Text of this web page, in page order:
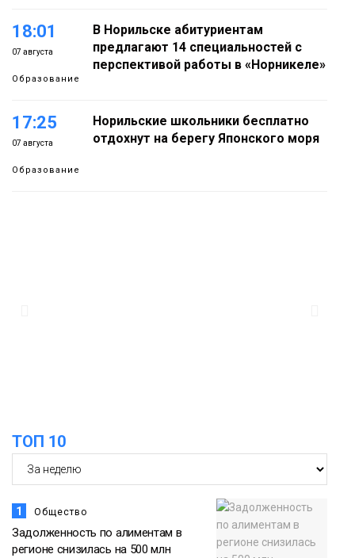
18:01
07 августа
Образование
В Норильске абитуриентам
предлагают 14 специальностей с
перспективой работы в «Норникеле»
17:25
07 августа
Образование
Норильские школьники бесплатно
отдохнут на берегу Японского моря
Спорт
ТОП 10
1 Общество
Задолженность по алиментам в
регионе снизилась на 500 млн